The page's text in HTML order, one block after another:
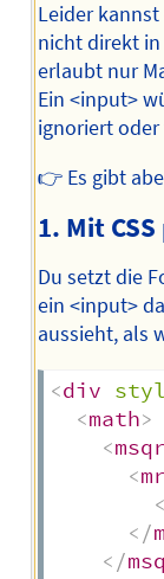
Leider
nicht direkt
erlaubt nur
Ein <input>
ignoriert
👉 Es gibt
1. Mit
Du setzt die
ein <input>
aussieht, als
<div
<math>
<
<
<
</
</